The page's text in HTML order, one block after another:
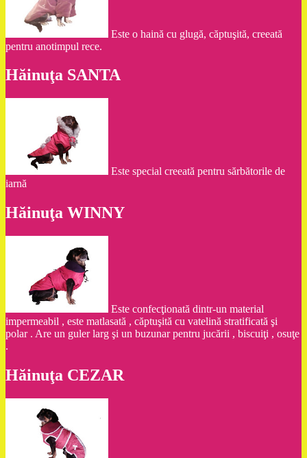
Este o haină cu glugă, căptuşită, creeată
pentru anotimpul rece.
Hăinuţa SANTA
Este special creeată pentru sărbătorile de
iarnă
Hăinuţa WINNY
Este confecţionată dintr-un material
impermeabil , este matlasată , căptuşită cu vatelină stratificată şi
polar . Are un guler larg şi un buzunar pentru jucării , biscuiţi , osuţe
.
Hăinuţa CEZAR